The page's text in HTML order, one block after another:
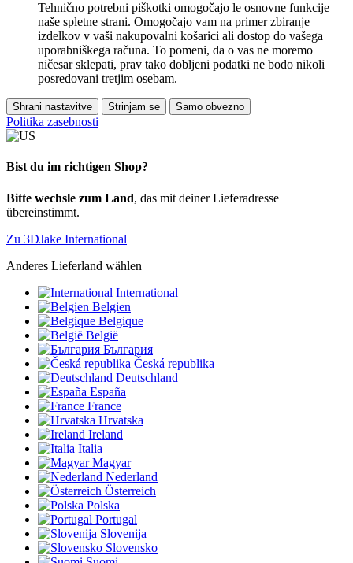
Tehnično potrebni piškotki omogočajo le osnovne funkcije
naše spletne strani. Omogočajo vam na primer zbiranje
izdelkov v vaši nakupovalni košarici ali dostop do vašega
uporabniškega računa. To pomeni, da o vas ne moremo
ničesar sklepati, prav tako dobljeni podatki ne bodo nikoli
posredovani tretjim osebam.
Shrani nastavitve Strinjam se Samo obvezno
Politika zasebnosti
Bist du im richtigen Shop?
Bitte wechsle zum Land, das mit deiner Lieferadresse
übereinstimmt.
Zu 3DJake International
Anderes Lieferland wählen
International
Belgien
Belgique
België
България
Česká republika
Deutschland
España
France
Hrvatska
Ireland
Italia
Magyar
Nederland
Österreich
Polska
Portugal
Slovenija
Slovensko